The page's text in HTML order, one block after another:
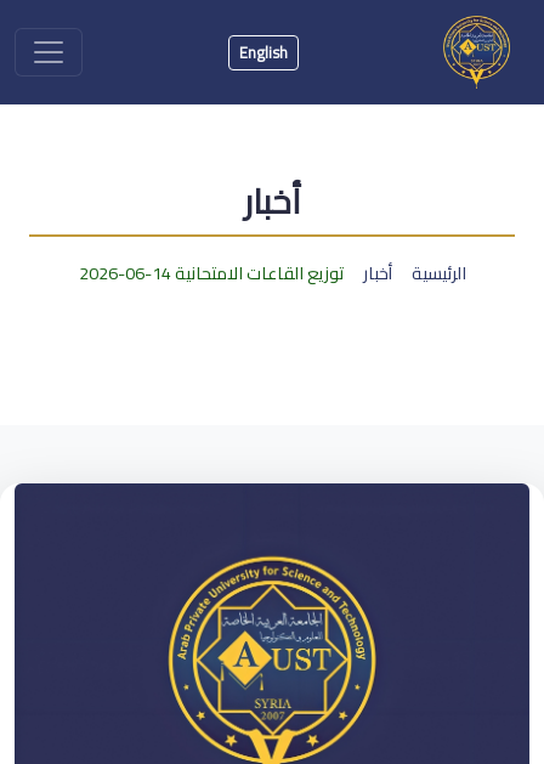
English
أخبار
الرئيسية أخبار توزيع القاعات الامتحانية 14-06-2026